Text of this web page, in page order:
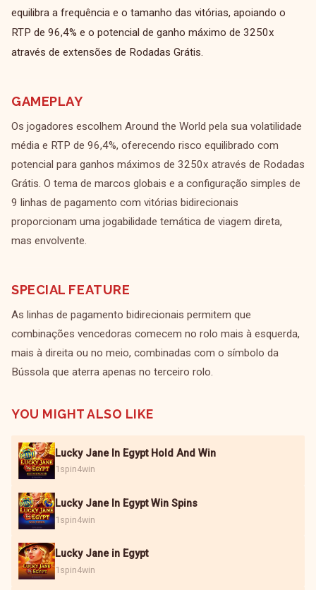
equilibra a frequência e o tamanho das vitórias, apoiando o
RTP de 96,4% e o potencial de ganho máximo de 3250x
através de extensões de Rodadas Grátis.
GAMEPLAY
Os jogadores escolhem Around the World pela sua volatilidade
média e RTP de 96,4%, oferecendo risco equilibrado com
potencial para ganhos máximos de 3250x através de Rodadas
Grátis. O tema de marcos globais e a configuração simples de
9 linhas de pagamento com vitórias bidirecionais
proporcionam uma jogabilidade temática de viagem direta,
mas envolvente.
SPECIAL FEATURE
As linhas de pagamento bidirecionais permitem que
combinações vencedoras comecem no rolo mais à esquerda,
mais à direita ou no meio, combinadas com o símbolo da
Bússola que aterra apenas no terceiro rolo.
YOU MIGHT ALSO LIKE
Lucky Jane In Egypt Hold And Win
1spin4win
Lucky Jane In Egypt Win Spins
1spin4win
Lucky Jane in Egypt
1spin4win